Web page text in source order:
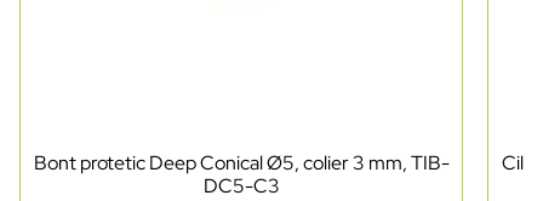
Bont protetic Deep Conical Ø5, colier 3 mm, TIB-
DC5-C3